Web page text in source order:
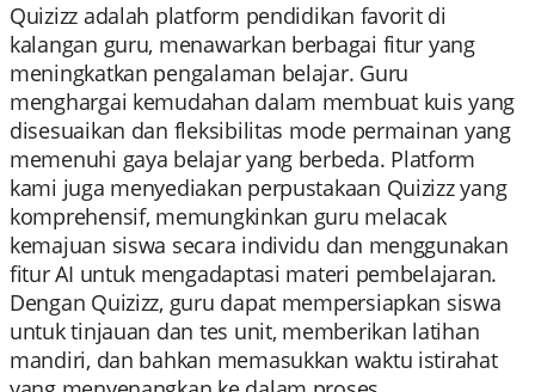
Quizizz adalah platform pendidikan favorit di
kalangan guru, menawarkan berbagai fitur yang
meningkatkan pengalaman belajar. Guru
menghargai kemudahan dalam membuat kuis yang
disesuaikan dan fleksibilitas mode permainan yang
memenuhi gaya belajar yang berbeda. Platform
kami juga menyediakan perpustakaan Quizizz yang
komprehensif, memungkinkan guru melacak
kemajuan siswa secara individu dan menggunakan
fitur AI untuk mengadaptasi materi pembelajaran.
Dengan Quizizz, guru dapat mempersiapkan siswa
untuk tinjauan dan tes unit, memberikan latihan
mandiri, dan bahkan memasukkan waktu istirahat